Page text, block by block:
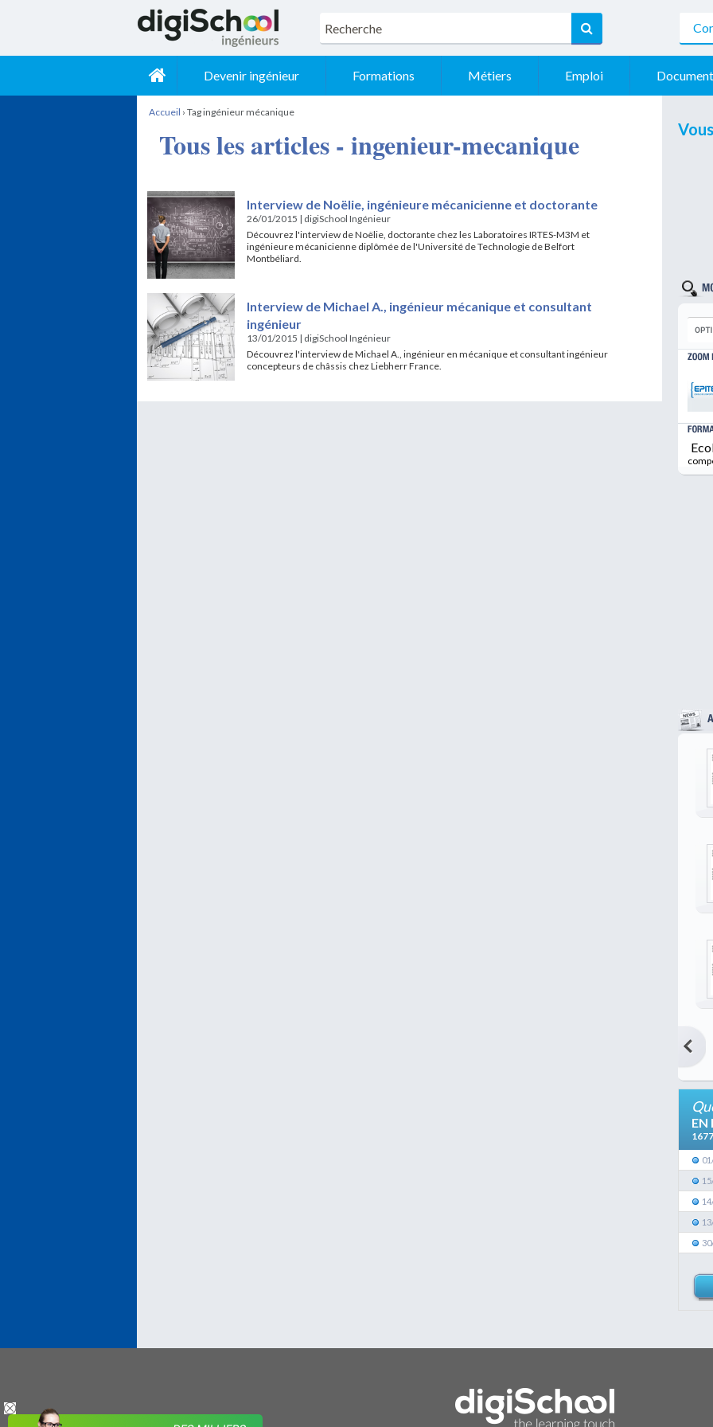
Devenir ingénieur Formations Métiers Emploi
Accueil ›Tag ingénieur mécanique
Tous les articles - ingenieur-mecanique
Interview de Noëlie, ingénieure mécanicienne et doctorante
26/01/2015 | digiSchool Ingénieur
Découvrez l'interview de Noëlie, doctorante chez les Laboratoires IRTES-M3M et
ingénieure mécanicienne diplômée de l'Université de Technologie de Belfort
Montbéliard.
Interview de Michael A., ingénieur mécanique et consultant
ingénieur
13/01/2015 | digiSchool Ingénieur
Découvrez l'interview de Michael A., ingénieur en mécanique et consultant ingénieur
concepteurs de châssis chez Liebherr France.
EN